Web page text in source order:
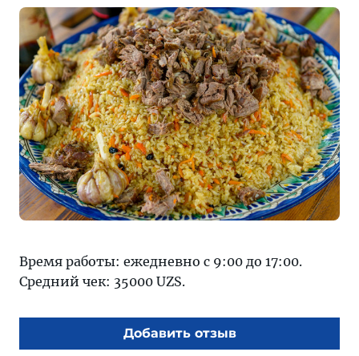
Время работы: ежедневно с 9:00 до 17:00.
Средний чек: 35000 UZS.
Добавить отзыв